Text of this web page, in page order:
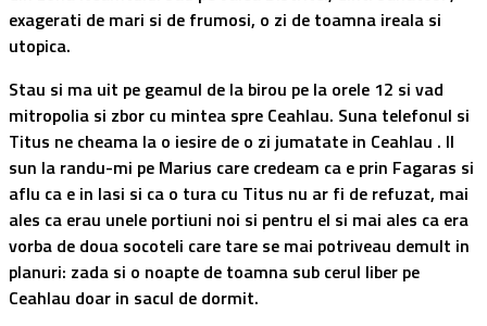
exagerati de mari si de frumosi, o zi de toamna ireala si
utopica.
Stau si ma uit pe geamul de la birou pe la orele 12 si vad
mitropolia si zbor cu mintea spre Ceahlau. Suna telefonul si
Titus ne cheama la o iesire de o zi jumatate in Ceahlau . Il
sun la randu-mi pe Marius care credeam ca e prin Fagaras si
aflu ca e in Iasi si ca o tura cu Titus nu ar fi de refuzat, mai
ales ca erau unele portiuni noi si pentru el si mai ales ca era
vorba de doua socoteli care tare se mai potriveau demult in
planuri: zada si o noapte de toamna sub cerul liber pe
Ceahlau doar in sacul de dormit.